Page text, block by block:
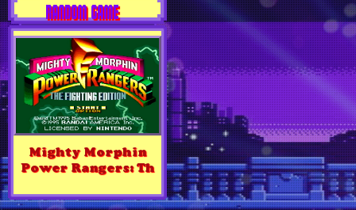
RANDOM GAME
Mighty Morphin
Power Rangers: Th